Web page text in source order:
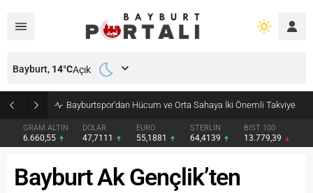
Bayburtspor’dan Hücum ve Orta Sahaya İki Önemli Takviye
GRAM ALTIN
6.660,55
DOLAR
47,7111
EURO
55,1881
STERLİN
64,4139
BIST 100
13.779,39
Bayburt, 14°CAçık
Bayburt Ak Gençlik’ten